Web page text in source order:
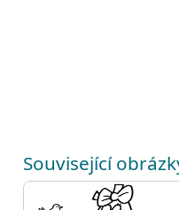
Související